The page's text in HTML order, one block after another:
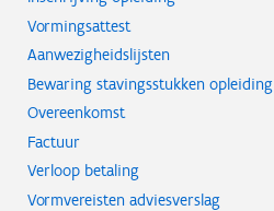
Vormingsattest
Aanwezigheidslijsten
Bewaring stavingsstukken opleiding
Overeenkomst
Factuur
Verloop betaling
Vormvereisten adviesverslag